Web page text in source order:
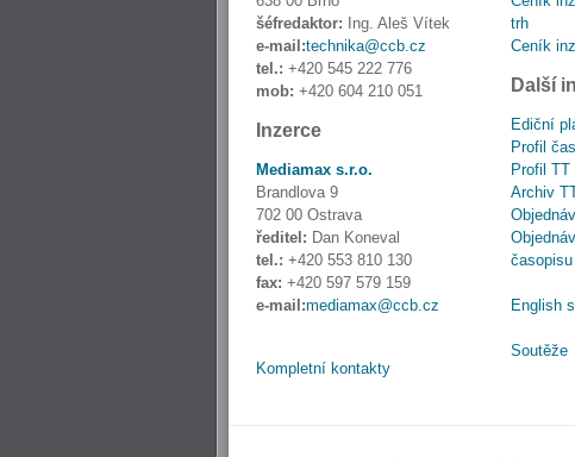
šéfredaktor: Ing. Aleš Vítek
e-mail:technika@ccb.cz
tel.: +420 545 222 776
mob: +420 604 210 051
Inzerce
Mediamax s.r.o.
Brandlova 9
702 00 Ostrava
ředitel: Dan Koneval
tel.: +420 553 810 130
fax: +420 597 579 159
e-mail:mediamax@ccb.cz
Kompletní kontakty
trh
Ceník
Další
Ediční
Profil
Profil TT
Archiv
časopisu
English
Soutěže